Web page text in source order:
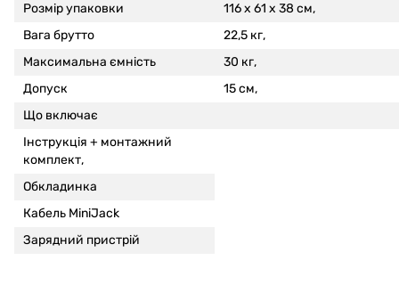
Розмір упаковки
116 x 61 x 38 см,
Вага брутто
22,5 кг,
Максимальна ємність
30 кг,
Допуск
15 см,
Що включає
Інструкція + монтажний
комплект,
Обкладинка
Кабель MiniJack
Зарядний пристрій